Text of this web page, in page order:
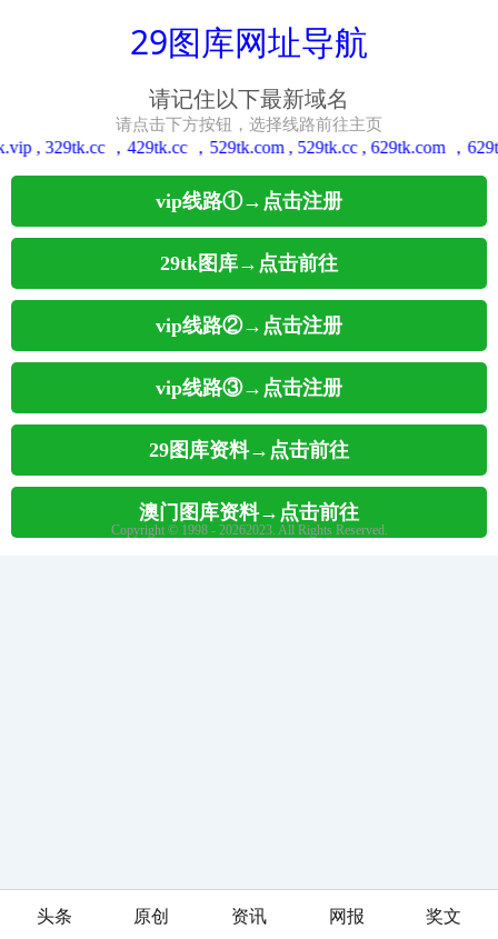
头条 原创 资讯 网报
奖文